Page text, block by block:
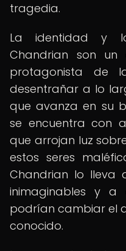
tragedia.
La identidad y
Chandrian son un
protagonista de
desentrañar a lo
que avanza en su
se encuentra con
que arrojan luz
estos seres
Chandrian lo lleva
inimaginables y a
podrían cambiar el
conocido.